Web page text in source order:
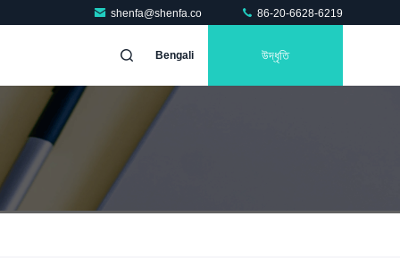
shenfa@shenfa.co 86-20-6628-6219
Bengali উদ্ধৃতি